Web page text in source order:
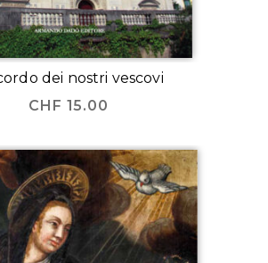
dei nostri vescovi
CHF 15.00